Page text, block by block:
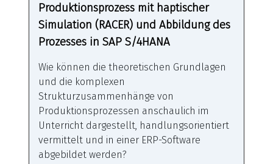
Produktionsprozess mit haptischer
Simulation (RACER) und Abbildung des
Prozesses in SAP S/4HANA
Wie können die theoretischen Grundlagen
und die komplexen
Strukturzusammenhänge von
Produktionsprozessen anschaulich im
Unterricht dargestellt, handlungsorientiert
vermittelt und in einer ERP-Software
abgebildet werden?